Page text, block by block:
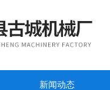
新闻动态